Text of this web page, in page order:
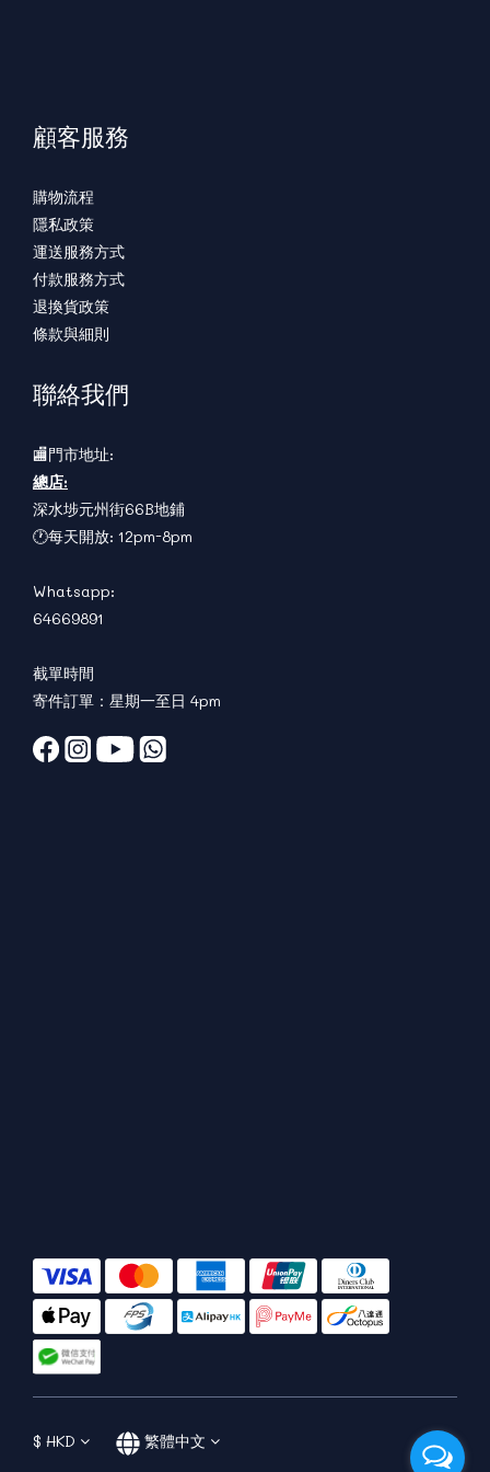
顧客服務
購物流程
隱私政策
運送服務方式
付款服務方式
退換貨政策
條款與細則
聯絡我們
🏬門市地址:
總店:
深水埗元州街66B地鋪
🕐每天開放: 12pm-8pm
Whatsapp:
64669891
截單時間
寄件訂單：星期一至日 4pm
$ HKD 繁體中文